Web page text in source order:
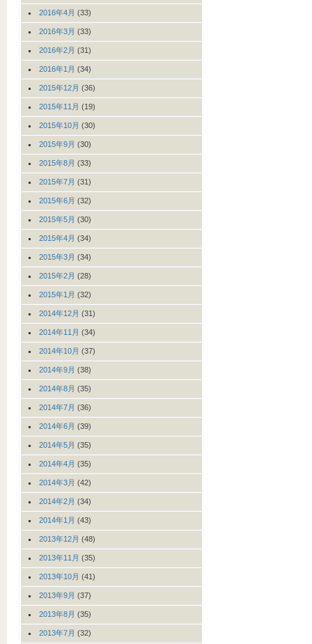
2016年4月 (33)
2016年3月 (33)
2016年2月 (31)
2016年1月 (34)
2015年12月 (36)
2015年11月 (19)
2015年10月 (30)
2015年9月 (30)
2015年8月 (33)
2015年7月 (31)
2015年6月 (32)
2015年5月 (30)
2015年4月 (34)
2015年3月 (34)
2015年2月 (28)
2015年1月 (32)
2014年12月 (31)
2014年11月 (34)
2014年10月 (37)
2014年9月 (38)
2014年8月 (35)
2014年7月 (36)
2014年6月 (39)
2014年5月 (35)
2014年4月 (35)
2014年3月 (42)
2014年2月 (34)
2014年1月 (43)
2013年12月 (48)
2013年11月 (35)
2013年10月 (41)
2013年9月 (37)
2013年8月 (35)
2013年7月 (32)